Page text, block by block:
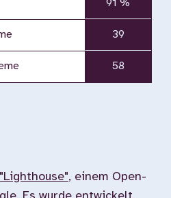
91 %
39
58
"Lighthouse", einem Open-